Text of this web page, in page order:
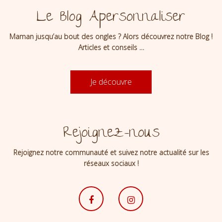
Le Blog Apersonnaliser
Maman jusqu’au bout des ongles ? Alors découvrez notre Blog !
Articles et conseils …
Je découvre
Rejoignez-nous
Rejoignez notre communauté et suivez notre actualité sur les
réseaux sociaux !